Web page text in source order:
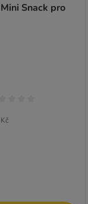
Snack pro